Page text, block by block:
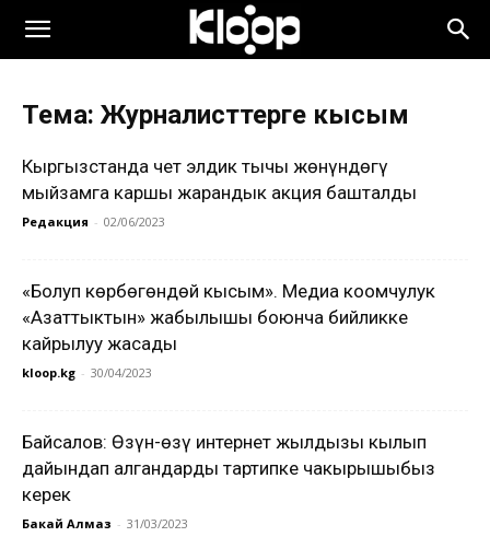
Тема: Журналисттерге кысым
Кыргызстанда чет элдик тыңчы жөнүндөгү
мыйзамга каршы жарандык акция башталды
Редакция - 02/06/2023
«Болуп көрбөгөндөй кысым». Медиа коомчулук
«Азаттыктын» жабылышы боюнча бийликке
кайрылуу жасады
kloop.kg - 30/04/2023
Байсалов: Өзүн-өзү интернет жылдызы кылып
дайындап алгандарды тартипке чакырышыбыз
керек
Бакай Алмаз - 31/03/2023